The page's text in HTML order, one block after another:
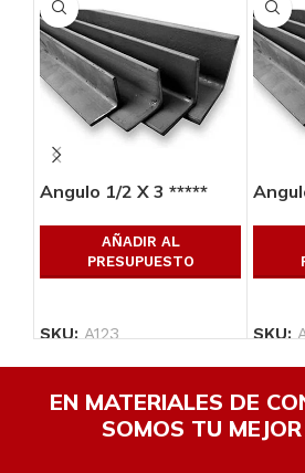
Angulo 1/2 X 3 *****
AÑADIR AL
PRESUPUESTO
SKU:A123 SKU:
EN MATERIALES DE
SOMOS TU